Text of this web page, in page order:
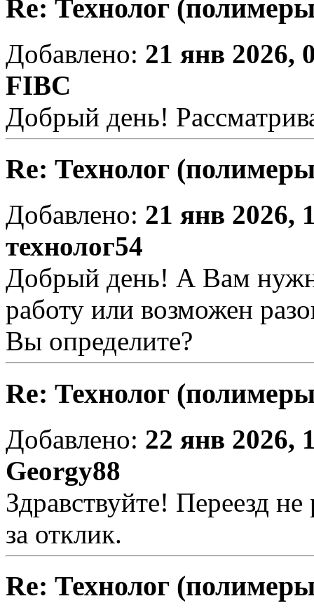
Re: Технолог
Добавлено: 21 янв 2026,
FIBC
Добрый день!
Re: Технолог
Добавлено: 21 янв 2026,
технолог54
Добрый день! А Вам
работу или возможен
Вы определите?
Re: Технолог
Добавлено: 22 янв 2026,
Georgy88
Здравствуйте! Переезд
за отклик.
Re: Технолог